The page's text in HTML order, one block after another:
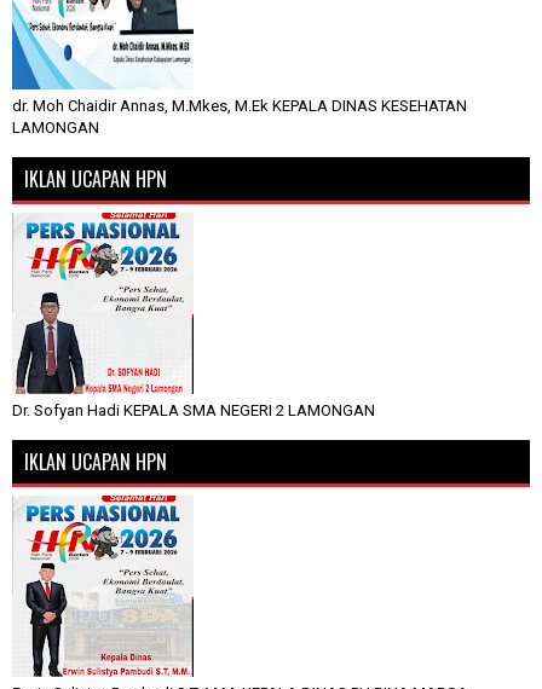
dr. Moh Chaidir Annas, M.Mkes, M.Ek KEPALA DINAS KESEHATAN
LAMONGAN
IKLAN UCAPAN HPN
Dr. Sofyan Hadi KEPALA SMA NEGERI 2 LAMONGAN
IKLAN UCAPAN HPN